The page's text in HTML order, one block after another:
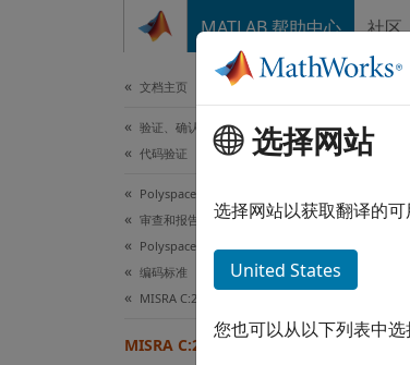
MATLAB 帮助中心 社区
文档主页
验证、确认和测试
代码验证
Polyspace Bug Finder
审查和报告结果
Polyspace Bug Finder 结果
编码标准
MISRA C:2023 指令和规则
MISRA C:2023 Rule 2.5
选择网站
选择网站以获取翻译的
United States
您也可以从以下列表中选